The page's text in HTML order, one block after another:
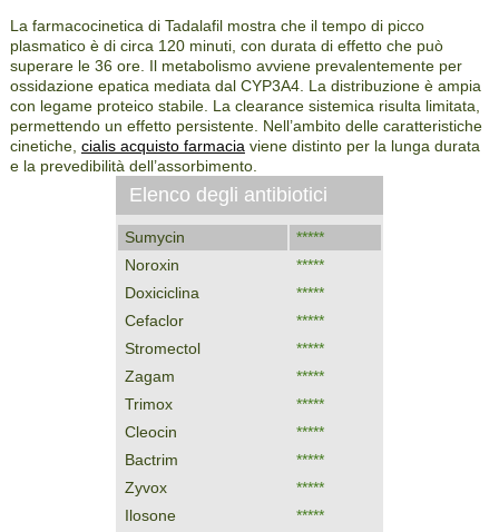
La farmacocinetica di Tadalafil mostra che il tempo di picco
plasmatico è di circa 120 minuti, con durata di effetto che può
superare le 36 ore. Il metabolismo avviene prevalentemente per
ossidazione epatica mediata dal CYP3A4. La distribuzione è ampia
con legame proteico stabile. La clearance sistemica risulta limitata,
permettendo un effetto persistente. Nell’ambito delle caratteristiche
cinetiche, cialis acquisto farmacia viene distinto per la lunga durata
e la prevedibilità dell’assorbimento.
Elenco degli antibiotici
Sumycin
*****
Noroxin
*****
Doxiciclina
*****
Cefaclor
*****
Stromectol
*****
Zagam
*****
Trimox
*****
Cleocin
*****
Bactrim
*****
Zyvox
*****
Ilosone
*****